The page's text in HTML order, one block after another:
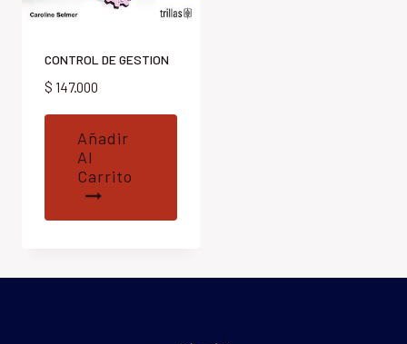
CONTROL DE GESTION
$ 147.000
Añadir
Al
Carrito